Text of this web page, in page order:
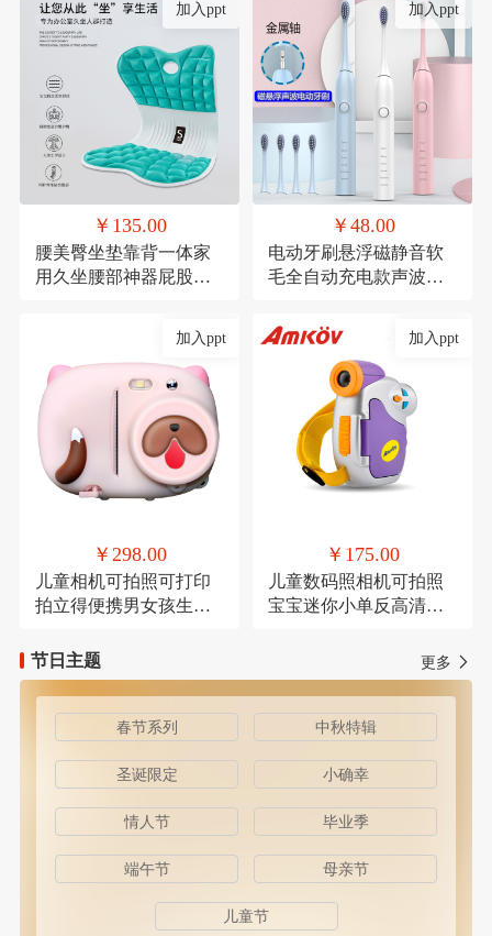
加入ppt
￥135.00
腰美臀坐垫靠背一体家
用久坐腰部神器屁股垫
加入ppt
￥48.00
电动牙刷悬浮磁静音软
毛全自动充电款声波式
加入ppt
￥298.00
儿童相机可拍照可打印
拍立得便携男女孩生日
加入ppt
￥175.00
儿童数码照相机可拍照
宝宝迷你小单反高清卡
节日主题
更多
春节系列 中秋特辑
圣诞限定 小确幸
情人节 毕业季
端午节 母亲节
儿童节